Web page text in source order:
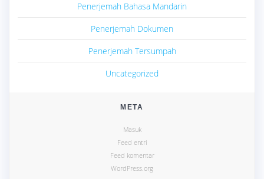
Penerjemah Bahasa Mandarin
Penerjemah Dokumen
Penerjemah Tersumpah
Uncategorized
META
Masuk
Feed entri
Feed komentar
WordPress.org